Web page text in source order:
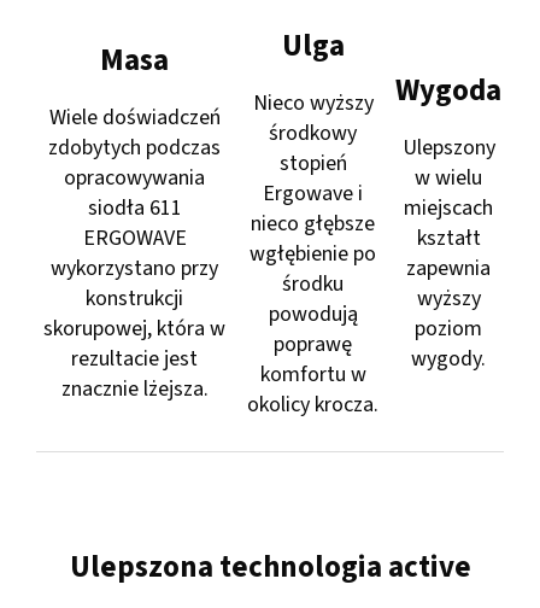
Masa
Wiele doświadczeń
zdobytych podczas
opracowywania
siodła 611
ERGOWAVE
wykorzystano przy
konstrukcji
skorupowej, która w
rezultacie jest
znacznie lżejsza.
Ulga
Nieco wyższy
środkowy
stopień
Ergowave i
nieco głębsze
wgłębienie po
środku
powodują
poprawę
komfortu w
okolicy krocza.
Wygoda
Ulepszony
w wielu
miejscach
kształt
zapewnia
wyższy
poziom
wygody.
Ulepszona technologia active